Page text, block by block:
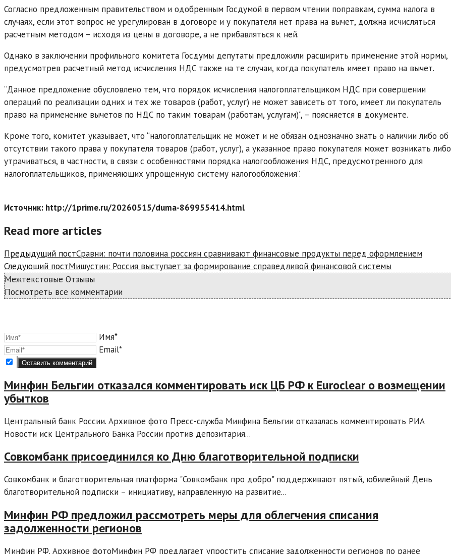
Согласно предложенным правительством и одобренным Госдумой в первом чтении поправкам, сумма налога в
случаях, если этот вопрос не урегулирован в договоре и у покупателя нет права на вычет, должна исчисляться
расчетным методом – исходя из цены в договоре, а не прибавляться к ней.
Однако в заключении профильного комитета Госдумы депутаты предложили расширить применение этой нормы,
предусмотрев расчетный метод исчисления НДС также на те случаи, когда покупатель имеет право на вычет.
“Данное предложение обусловлено тем, что порядок исчисления налогоплательщиком НДС при совершении
операций по реализации одних и тех же товаров (работ, услуг) не может зависеть от того, имеет ли покупатель
право на применение вычетов по НДС по таким товарам (работам, услугам)”, – поясняется в документе.
Кроме того, комитет указывает, что “налогоплательщик не может и не обязан однозначно знать о наличии либо об
отсутствии такого права у покупателя товаров (работ, услуг), а указанное право покупателя может возникать либо
утрачиваться, в частности, в связи с особенностями порядка налогообложения НДС, предусмотренного для
налогоплательщиков, применяющих упрощенную систему налогообложения”.
Источник: http://1prime.ru/20260515/duma-869955414.html
Read more articles
Предыдущий постСравни: почти половина россиян сравнивают финансовые продукты перед оформлением
Следующий постМишустин: Россия выступает за формирование справедливой финансовой системы
Межтекстовые Отзывы
Посмотреть все комментарии
Имя*
Email*
Минфин Бельгии отказался комментировать иск ЦБ РФ к Euroclear о возмещении
убытков
Центральный банк России. Архивное фото Пресс-служба Минфина Бельгии отказалась комментировать РИА
Новости иск Центрального Банка России против депозитария...
Совкомбанк присоединился ко Дню благотворительной подписки
Совкомбанк и благотворительная платформа "Совкомбанк про добро" поддерживают пятый, юбилейный День
благотворительной подписки – инициативу, направленную на развитие...
Минфин РФ предложил рассмотреть меры для облегчения списания
задолженности регионов
Минфин РФ. Архивное фотоМинфин РФ предлагает упростить списание задолженности регионов по ранее